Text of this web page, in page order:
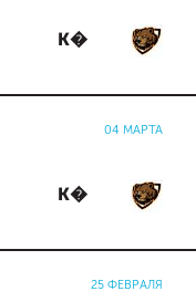
К�
04 МАРТА
К�
25 ФЕВРАЛЯ